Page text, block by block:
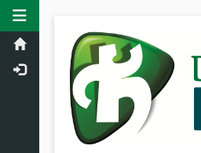
Toggle navigation